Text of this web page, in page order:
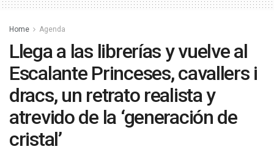
Home Agenda
Llega a las librerías y vuelve al
Escalante Princeses, cavallers i
dracs, un retrato realista y
atrevido de la ‘generación de
cristal’